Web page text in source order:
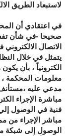
لاستبعاد الطريق
في اعتقادي أن
صحيحا -في شأن
الاتصال
يتمثل في خلال
الكترونياً ، بأن
معلومات المحكمة
مدعي عليه
مباشرة الإجراء
فنية في الوصول إلي
مباشر الإجراء من
الوصول إلى شبكة